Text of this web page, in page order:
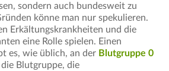
sondern auch bundesweit zu
könne man nur spekulieren.
Erkältungskrankheiten und die
eine Rolle spielen. Einen
es, wie üblich, an der Blutgruppe 0
Blutgruppe, die